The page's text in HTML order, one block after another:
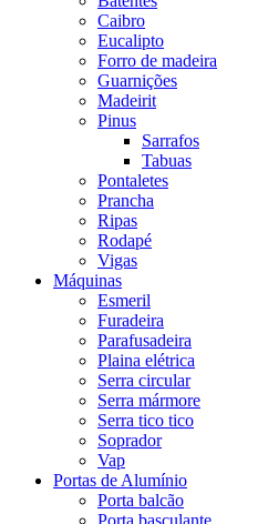
Caibro
Eucalipto
Forro de madeira
Guarnições
Madeirit
Pinus
Sarrafos
Tabuas
Pontaletes
Prancha
Ripas
Rodapé
Vigas
Máquinas
Esmeril
Furadeira
Parafusadeira
Plaina elétrica
Serra circular
Serra mármore
Serra tico tico
Soprador
Vap
Portas de Alumínio
Porta balcão
Porta basculante